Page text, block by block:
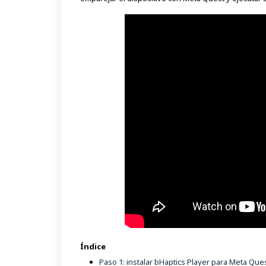
Índice
Paso 1: instalar bHaptics Player para Meta